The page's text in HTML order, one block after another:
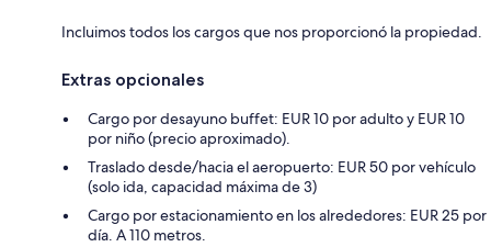
Incluimos todos los cargos que nos proporcionó la propiedad.
Extras opcionales
Cargo por desayuno buffet: EUR 10 por adulto y EUR 10
por niño (precio aproximado).
Traslado desde/hacia el aeropuerto: EUR 50 por vehículo
(solo ida, capacidad máxima de 3)
Cargo por estacionamiento en los alrededores: EUR 25 por
día. A 110 metros.